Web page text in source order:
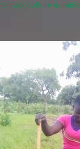
l'agriculture